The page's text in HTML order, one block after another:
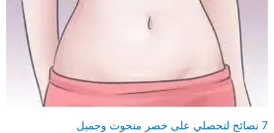
7 نصائح لتحصلي على خصر منحوت وجميل